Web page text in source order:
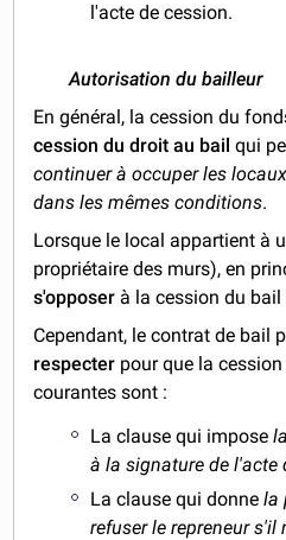
l'acte de cession.
Autorisation du bailleur
En général, la cession du
cession du droit au bail qui
continuer à occuper les
dans les mêmes conditions.
Lorsque le local appartient à
propriétaire des murs), en
s'opposer à la cession du
Cependant, le contrat de bail
respecter pour que la
courantes sont :
La clause qui impose
à la signature de l'acte
La clause qui donne la
refuser le repreneur